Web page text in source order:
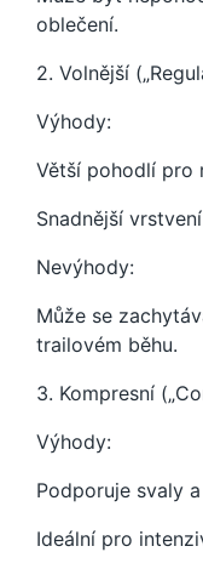
oblečení.
2. Volnější
Výhody:
Větší pohodlí pro
Snadnější
Nevýhody:
Může se
trailovém běhu.
3. Kompresní
Výhody:
Podporuje svaly
Ideální pro